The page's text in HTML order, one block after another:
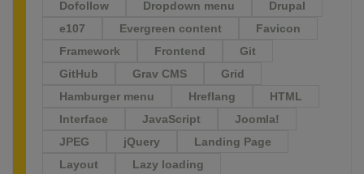
Dofollow
Dropdown menu
Drupal
e107
Evergreen content
Favicon
Framework
Frontend
Git
GitHub
Grav CMS
Grid
Hamburger menu
Hreflang
HTML
Interface
JavaScript
Joomla!
JPEG
jQuery
Landing Page
Layout
Lazy loading